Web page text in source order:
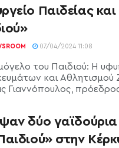
Παιδείας
07/04/2024 11:08
του Παιδιού: Η
και Αθλητισμού
Γιαννόπουλος,
δύο
στην